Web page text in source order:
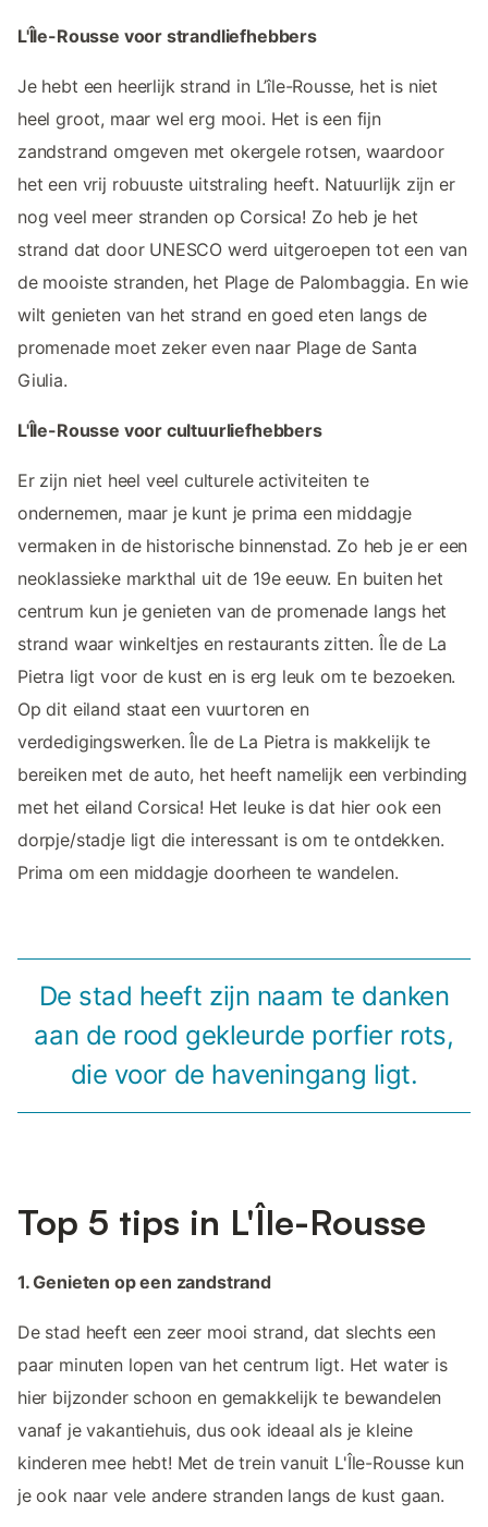
L'Île-Rousse voor strandliefhebbers
Je hebt een heerlijk strand in L’île-Rousse, het is niet
heel groot, maar wel erg mooi. Het is een fijn
zandstrand omgeven met okergele rotsen, waardoor
het een vrij robuuste uitstraling heeft. Natuurlijk zijn er
nog veel meer stranden op Corsica! Zo heb je het
strand dat door UNESCO werd uitgeroepen tot een van
de mooiste stranden, het Plage de Palombaggia. En wie
wilt genieten van het strand en goed eten langs de
promenade moet zeker even naar Plage de Santa
Giulia.
L'Île-Rousse voor cultuurliefhebbers
Er zijn niet heel veel culturele activiteiten te
ondernemen, maar je kunt je prima een middagje
vermaken in de historische binnenstad. Zo heb je er een
neoklassieke markthal uit de 19e eeuw. En buiten het
centrum kun je genieten van de promenade langs het
strand waar winkeltjes en restaurants zitten. Île de La
Pietra ligt voor de kust en is erg leuk om te bezoeken.
Op dit eiland staat een vuurtoren en
verdedigingswerken. Île de La Pietra is makkelijk te
bereiken met de auto, het heeft namelijk een verbinding
met het eiland Corsica! Het leuke is dat hier ook een
dorpje/stadje ligt die interessant is om te ontdekken.
Prima om een middagje doorheen te wandelen.
De stad heeft zijn naam te danken
aan de rood gekleurde porfier rots,
die voor de haveningang ligt.
Top 5 tips in L'Île-Rousse
1. Genieten op een zandstrand
De stad heeft een zeer mooi strand, dat slechts een
paar minuten lopen van het centrum ligt. Het water is
hier bijzonder schoon en gemakkelijk te bewandelen
vanaf je vakantiehuis, dus ook ideaal als je kleine
kinderen mee hebt! Met de trein vanuit L'Île-Rousse kun
je ook naar vele andere stranden langs de kust gaan.